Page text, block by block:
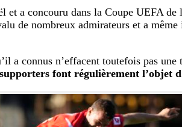
et a concouru dans la Coupe UEFA de
de nombreux admirateurs et a
a connus n’effacent toutefois pas
font régulièrement l’objet